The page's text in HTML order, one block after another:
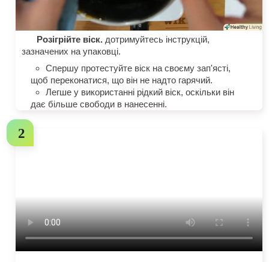
Розігрійте віск. дотримуйтесь інструкцій,
зазначених на упаковці.
Спершу протестуйте віск на своєму зап'ясті,
щоб переконатися, що він не надто гарячий.
Легше у використанні рідкий віск, оскільки він
дає більше свободи в нанесенні.